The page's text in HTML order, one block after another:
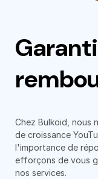
Chez Bulkoid, nous
de croissance
l'importance de
efforçons de vous
nos services.